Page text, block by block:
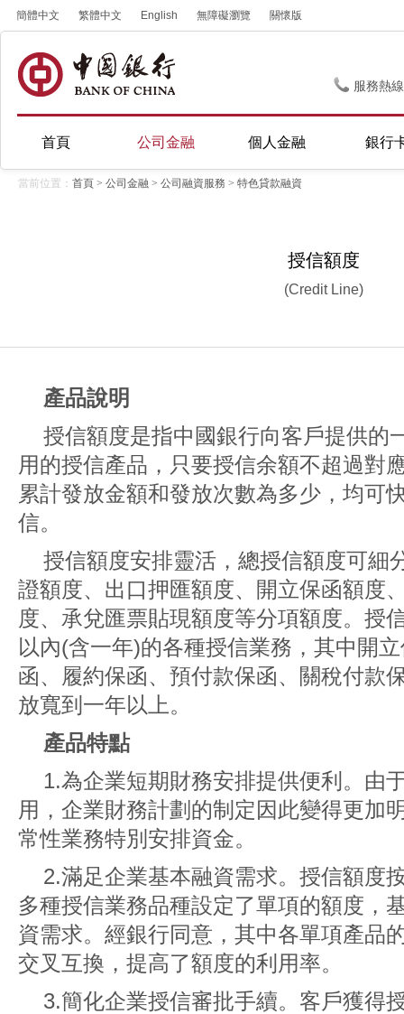
簡體中文 繁體中文 English 無障礙瀏覽 關懷版
服務熱
首頁 公司金融 個人金融 銀行
當前位置： 首頁 > 公司金融 > 公司融資服務 > 特色貸款融資
授信額度
(Credit Line)
產品說明
授信額度是指中國銀行向客戶提供的
用的授信產品，只要授信余額不超過對
累計發放金額和發放次數為多少，均可
信。
授信額度安排靈活，總授信額度可細
證額度、出口押匯額度、開立保函額度
度、承兌匯票貼現額度等分項額度。授
以內(含一年)的各種授信業務，其中開
函、履約保函、預付款保函、關稅付款
放寬到一年以上。
產品特點
1.為企業短期財務安排提供便利。由
用，企業財務計劃的制定因此變得更加
常性業務特別安排資金。
2.滿足企業基本融資需求。授信額度
多種授信業務品種設定了單項的額度，
資需求。經銀行同意，其中各單項產品
交叉互換，提高了額度的利用率。
3.簡化企業授信審批手續。客戶獲得